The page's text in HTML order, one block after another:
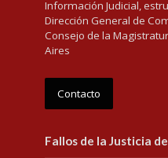
Información Judicial,
Dirección General de
Consejo de la
Aires
Contacto
Fallos de la Justicia